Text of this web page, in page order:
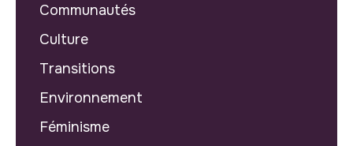
Communautés
Culture
Transitions
Environnement
Féminisme